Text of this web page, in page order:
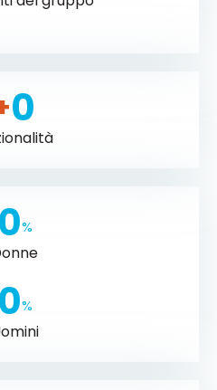
0
0%
0%